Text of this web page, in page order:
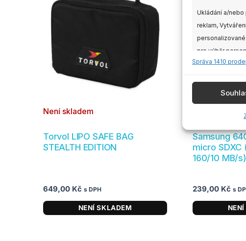
Ukládání a/
reklam,
pro výběr
údajů k výběru
Funkce
zařízení,
Zajištění
odstraňování
Správa 1410
Není skladem
Torvol LIPO SAFE BAG
STEALTH EDITION
649,00 Kč s DPH
NENÍ SKLADEM
Samsung
micro
160/10 MB/
239,00 Kč s